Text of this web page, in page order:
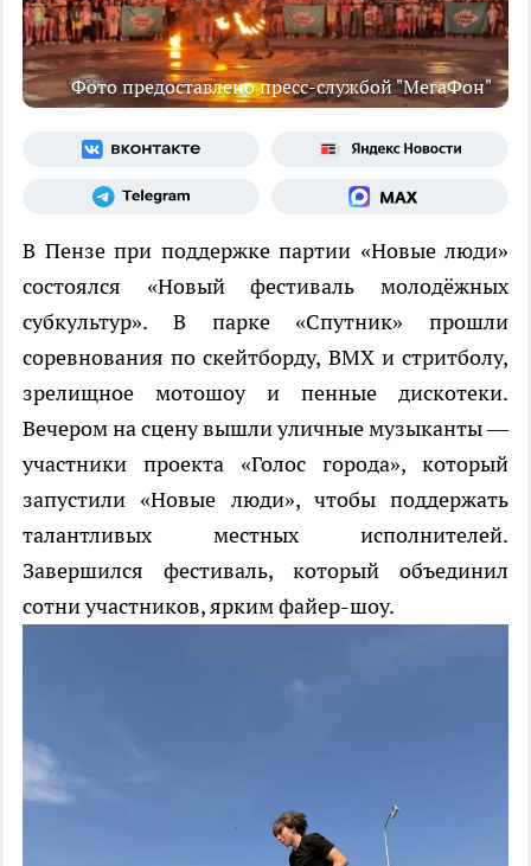
Фото предоставлено пресс-службой "МегаФон"
В Пензе при поддержке партии «Новые люди»
состоялся «Новый фестиваль молодёжных
субкультур». В парке «Спутник» прошли
соревнования по скейтборду, BMX и стритболу,
зрелищное мотошоу и пенные дискотеки.
Вечером на сцену вышли уличные музыканты —
участники проекта «Голос города», который
запустили «Новые люди», чтобы поддержать
талантливых местных исполнителей.
Завершился фестиваль, который объединил
сотни участников, ярким файер-шоу.